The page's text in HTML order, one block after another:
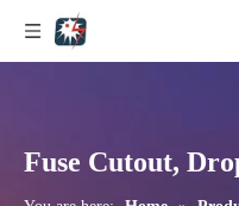
Fuse Cutout,